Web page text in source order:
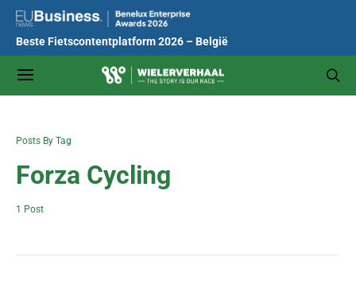
Beste Fietscontentplatform 2026 – België
Posts By Tag
Forza Cycling
1 Post